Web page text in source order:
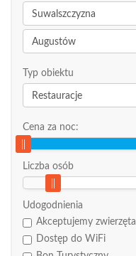
Suwalszczyzna
Augustów
Typ obiektu
Restauracje
Cena za noc:
Liczba osób
Udogodnienia
Akceptujemy zwierzęta
Dostęp do WiFi